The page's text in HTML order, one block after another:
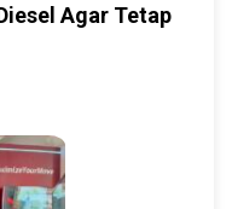
Agar Tetap